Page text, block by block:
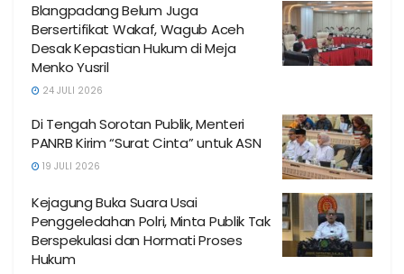
Blangpadang Belum Juga
Bersertifikat Wakaf, Wagub Aceh
Desak Kepastian Hukum di Meja
Menko Yusril
24 JULI 2026
Di Tengah Sorotan Publik, Menteri
PANRB Kirim “Surat Cinta” untuk ASN
19 JULI 2026
Kejagung Buka Suara Usai
Penggeledahan Polri, Minta Publik Tak
Berspekulasi dan Hormati Proses
Hukum